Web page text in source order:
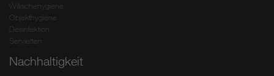
Wäschehygiene
Objekthygiene
Desinfektion
Servietten
Nachhaltigkeit